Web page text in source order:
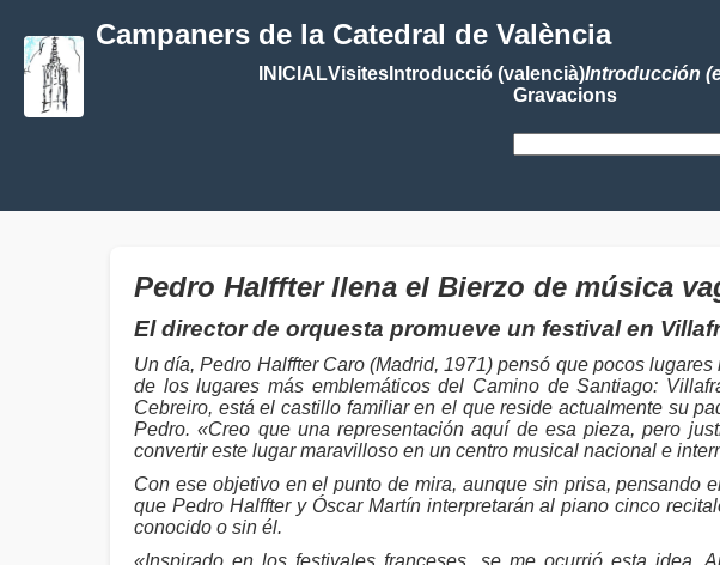
Campaners de la Catedral de València
INICIALVisitesIntroducció (valencià)Introducción
Gravacions
Pedro Halffter llena el Bierzo de música
El director de orquesta promueve un festival en
Un día, Pedro Halffter Caro (Madrid, 1971) pensó que pocos
de los lugares más emblemáticos del Camino de Santiago:
Cebreiro, está el castillo familiar en el que reside actualmente su
Pedro. «Creo que una representación aquí de esa pieza, pero
convertir este lugar maravilloso en un centro musical nacional e
Con ese objetivo en el punto de mira, aunque sin prisa, pensando
que Pedro Halffter y Óscar Martín interpretarán al piano cinco
conocido o sin él.
«Inspirado en los festivales franceses, se me ocurrió esta idea.